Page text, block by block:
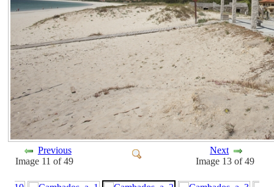
Previous
Image 11 of 49
Next
Image 13 of 49